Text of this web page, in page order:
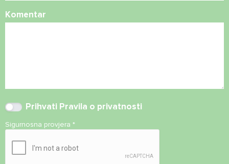
Komentar
Prihvati Pravila o privatnosti
Sigurnosna provjera *